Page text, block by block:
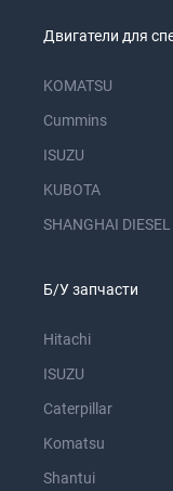
Двигатели для
KOMATSU
Cummins
ISUZU
KUBOTA
SHANGHAI DIESEL
Б/У запчасти
Hitachi
ISUZU
Caterpillar
Komatsu
Shantui